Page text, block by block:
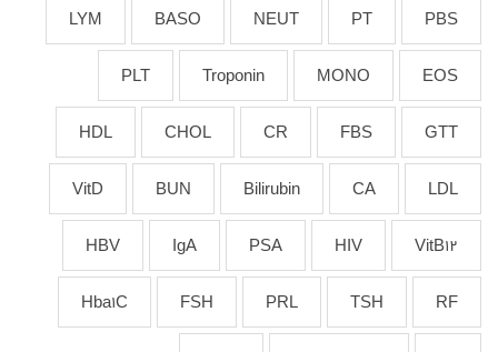
PBS
PT
NEUT
BASO
LYM
EOS
MONO
Troponin
PLT
GTT
FBS
CR
CHOL
HDL
LDL
CA
Bilirubin
BUN
VitD
VitB12
HIV
PSA
IgA
HBV
RF
TSH
PRL
FSH
Hba1C